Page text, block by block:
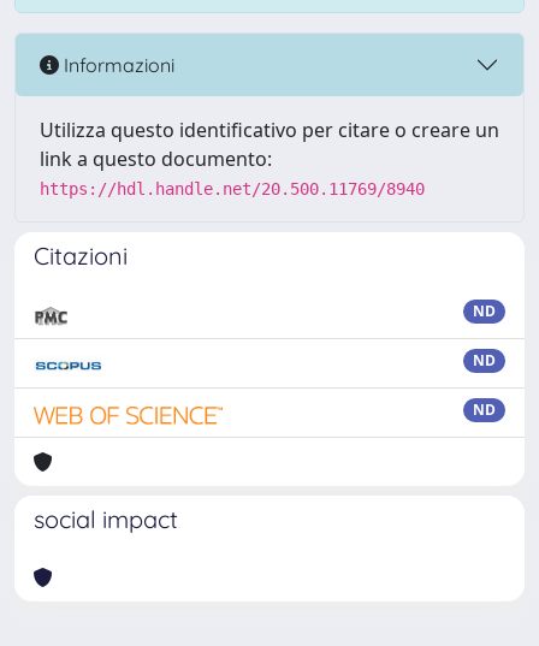
Informazioni
Utilizza questo identificativo per citare o creare un
link a questo documento:
https://hdl.handle.net/20.500.11769/8940
Citazioni
ND
ND
ND
social impact